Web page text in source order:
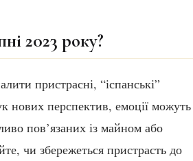
2023 року?
пристрасні, “іспанські”
нових перспектив, емоції можуть
пов’язаних із майном або
чи збережеться пристрасть до